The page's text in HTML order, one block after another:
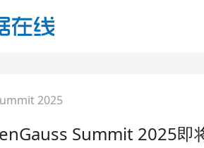
2025
Summit 2025即